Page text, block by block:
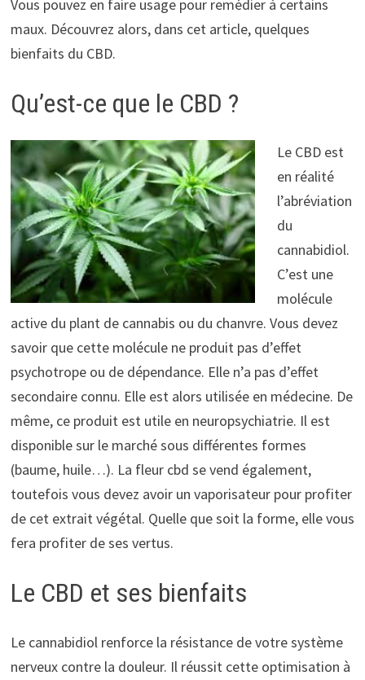
Vous pouvez en faire usage pour remédier à certains
maux. Découvrez alors, dans cet article, quelques
bienfaits du CBD.
Qu’est-ce que le CBD ?
Le CBD est
en réalité
l’abréviation
du
cannabidiol.
C’est une
molécule
active du plant de cannabis ou du chanvre. Vous devez
savoir que cette molécule ne produit pas d’effet
psychotrope ou de dépendance. Elle n’a pas d’effet
secondaire connu. Elle est alors utilisée en médecine. De
même, ce produit est utile en neuropsychiatrie. Il est
disponible sur le marché sous différentes formes
(baume, huile…). La fleur cbd se vend également,
toutefois vous devez avoir un vaporisateur pour profiter
de cet extrait végétal. Quelle que soit la forme, elle vous
fera profiter de ses vertus.
Le CBD et ses bienfaits
Le cannabidiol renforce la résistance de votre système
nerveux contre la douleur. Il réussit cette optimisation à